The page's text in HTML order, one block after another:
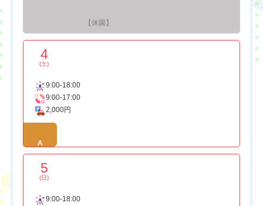
【休園】
4
(土)
9:00-18:00
9:00-17:00
2,000円
A
5
(日)
9:00-18:00